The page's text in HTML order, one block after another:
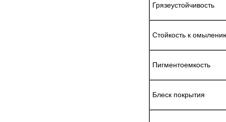
Грязеустойчивость
Стойкость к
Пигментоемкость
Блеск покрытия